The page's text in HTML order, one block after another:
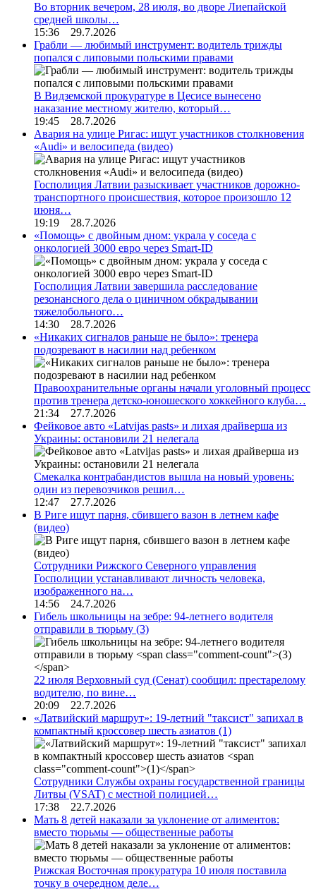
Во вторник вечером, 28 июля, во дворе Лиепайской
средней школы…
15:36 29.7.2026
Грабли — любимый инструмент: водитель трижды
попался с липовыми польскими правами
В Видземской прокуратуре в Цесисе вынесено
наказание местному жителю, который…
19:45 28.7.2026
Авария на улице Ригас: ищут участников столкновения
«Audi» и велосипеда (видео)
Госполиция Латвии разыскивает участников дорожно-
транспортного происшествия, которое произошло 12
июня…
19:19 28.7.2026
«Помощь» с двойным дном: украла у соседа с
онкологией 3000 евро через Smart-ID
Госполиция Латвии завершила расследование
резонансного дела о циничном обкрадывании
тяжелобольного…
14:30 28.7.2026
«Никаких сигналов раньше не было»: тренера
подозревают в насилии над ребенком
Правоохранительные органы начали уголовный процесс
против тренера детско-юношеского хоккейного клуба…
21:34 27.7.2026
Фейковое авто «Latvijas pasts» и лихая драйверша из
Украины: остановили 21 нелегала
Смекалка контрабандистов вышла на новый уровень:
один из перевозчиков решил…
12:47 27.7.2026
В Риге ищут парня, сбившего вазон в летнем кафе
(видео)
Сотрудники Рижского Северного управления
Госполиции устанавливают личность человека,
изображенного на…
14:56 24.7.2026
Гибель школьницы на зебре: 94-летнего водителя
отправили в тюрьму (3)
22 июля Верховный суд (Сенат) сообщил: престарелому
водителю, по вине…
20:09 22.7.2026
«Латвийский маршрут»: 19-летний "таксист" запихал в
компактный кроссовер шесть азиатов (1)
Сотрудники Службы охраны государственной границы
Литвы (VSAT) с местной полицией…
17:38 22.7.2026
Мать 8 детей наказали за уклонение от алиментов:
вместо тюрьмы — общественные работы
Рижская Восточная прокуратура 10 июля поставила
точку в очередном деле…